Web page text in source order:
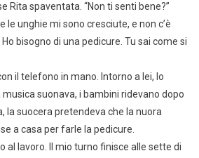
Rita spaventata. “Non ti senti bene?”
le unghie mi sono cresciute, e non c’è
bisogno di una pedicure. Tu sai come si
il telefono in mano. Intorno a lei, lo
suonava, i bambini ridevano dopo
la suocera pretendeva che la nuora
a casa per farle la pedicure.
al lavoro. Il mio turno finisce alle sette di